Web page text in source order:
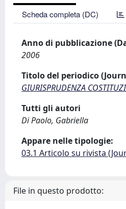
Scheda completa (DC)
Anno di pubblicazione
2006
Titolo del periodico
GIURISPRUDENZA
Tutti gli autori
Di Paolo, Gabriella
Appare nelle tipologie:
03.1 Articolo su rivista
File in questo prodotto: